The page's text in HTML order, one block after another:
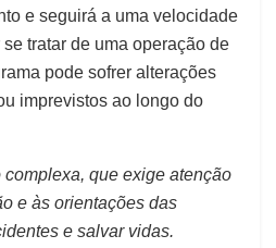
e seguirá a uma velocidade
tratar de uma operação de
pode sofrer alterações
imprevistos ao longo do
complexa, que exige atenção
e às orientações das
e salvar vidas.